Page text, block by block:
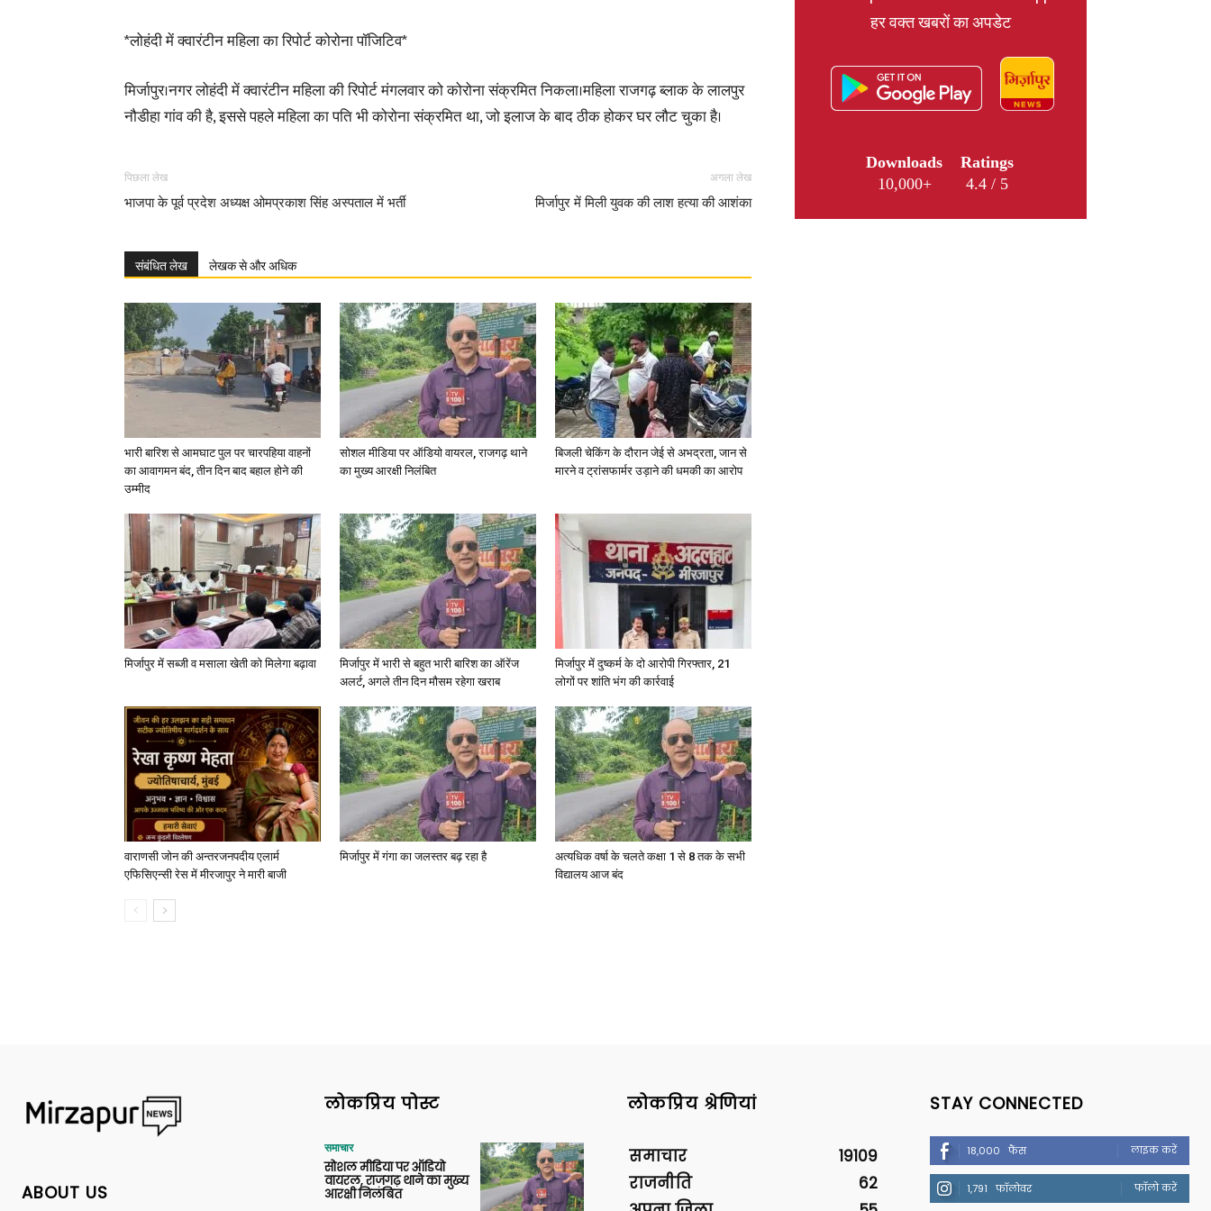
News,
News
in
Hindi,
Today
Hindi
*लोहंदी में क्वारंटीन महिला का रिपोर्ट कोरोना पॉजिटिव*
मिर्जापुर।नगर लोहंदी में क्वारंटीन महिला की रिपोर्ट मंगलवार को कोरोना संक्रमित निकला।महिला राजगढ़ ब्लाक के लालपुर
नौडीहा गांव की है, इससे पहले महिला का पति भी कोरोना संक्रमित था, जो इलाज के बाद ठीक होकर घर लौट चुका है।
पिछला लेख
भाजपा के पूर्व प्रदेश अध्यक्ष ओमप्रकाश सिंह अस्पताल में भर्ती
अगला लेख
मिर्जापुर में मिली युवक की लाश हत्या की आशंका
संबंधित लेख लेखक से और अधिक
भारी बारिश से आमघाट पुल पर चारपहिया वाहनों
का आवागमन बंद, तीन दिन बाद बहाल होने की
उम्मीद
सोशल मीडिया पर ऑडियो वायरल, राजगढ़ थाने
का मुख्य आरक्षी निलंबित
बिजली चेकिंग के दौरान जेई से अभद्रता, जान से
मारने व ट्रांसफार्मर उड़ाने की धमकी का आरोप
मिर्जापुर में सब्जी व मसाला खेती को मिलेगा बढ़ावा
मिर्जापुर में भारी से बहुत भारी बारिश का ऑरेंज
अलर्ट, अगले तीन दिन मौसम रहेगा खराब
मिर्जापुर में दुष्कर्म के दो आरोपी गिरफ्तार, 21
लोगों पर शांति भंग की कार्रवाई
वाराणसी जोन की अन्तरजनपदीय एलार्म
एफिसिएन्सी रेस में मीरजापुर ने मारी बाजी
मिर्जापुर में गंगा का जलस्तर बढ़ रहा है
अत्यधिक वर्षा के चलते कक्षा 1 से 8 तक के सभी
विद्यालय आज बंद
हर वक्त खबरों का अपडेट
Downloads
10,000+
Ratings
4.4 / 5
ABOUT US
लोकप्रिय पोस्ट
समाचार
सोशल मीडिया पर ऑडियो
वायरल, राजगढ़ थाने का मुख्य
आरक्षी निलंबित
लोकप्रिय श्रेणियां
समाचार
19109
राजनीति
62
STAY CONNECTED
18,000 फैंस लाइक करें
1,791 फॉलोवर फॉलो करें